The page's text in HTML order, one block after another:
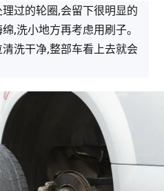
过的轮圈,会留下很明显的
,洗小地方再考虑用刷子。
洗干净,整部车看上去就会